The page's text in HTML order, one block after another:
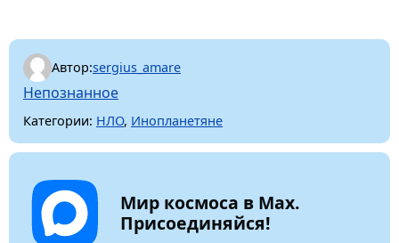
Автор:sergius_amare
Непознанное
Категории: НЛО, Инопланетяне
Мир космоса в Max.
Присоединяйся!